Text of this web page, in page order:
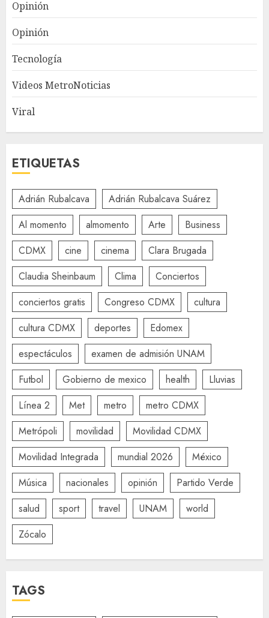
Opinión
Opinión
Tecnología
Videos MetroNoticias
Viral
ETIQUETAS
Adrián Rubalcava
Adrián Rubalcava Suárez
Al momento
almomento Arte
Business
CDMX
cine cinema
Clara Brugada
Claudia Sheinbaum
Clima
Conciertos
conciertos gratis
Congreso CDMX
cultura
cultura CDMX
deportes
Edomex
espectáculos
examen de admisión UNAM
Futbol
Gobierno de mexico health
Lluvias
Línea 2
Met metro
metro CDMX
Metrópoli
movilidad
Movilidad CDMX
Movilidad Integrada
mundial 2026
México
Música
nacionales opinión
Partido Verde
salud
sport travel UNAM
world
Zócalo
TAGS